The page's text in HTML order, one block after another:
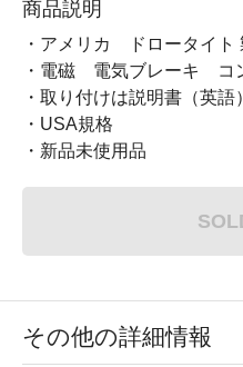
商品説明
・アメリカ ドロータイ
・電磁 電気ブレーキ コ
・取り付けは説明書（英語
・USA規格
・新品未使用品
その他の詳細情報